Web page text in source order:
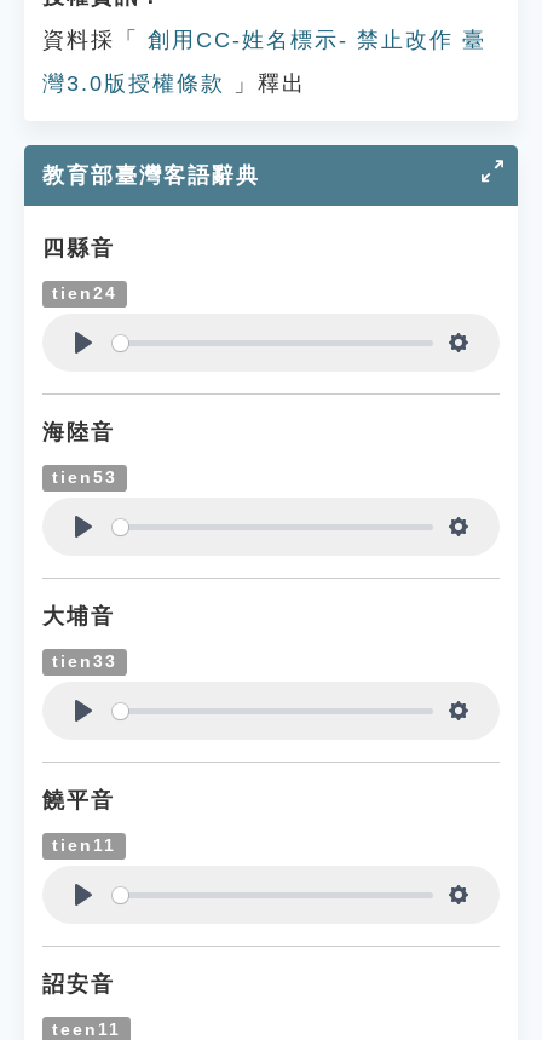
資料採「
創用CC-姓名標示- 禁止改作 臺
灣3.0版授權條款
」釋出
教育部臺灣客語辭典
四縣音
tien24
海陸音
tien53
大埔音
tien33
饒平音
tien11
詔安音
teen11